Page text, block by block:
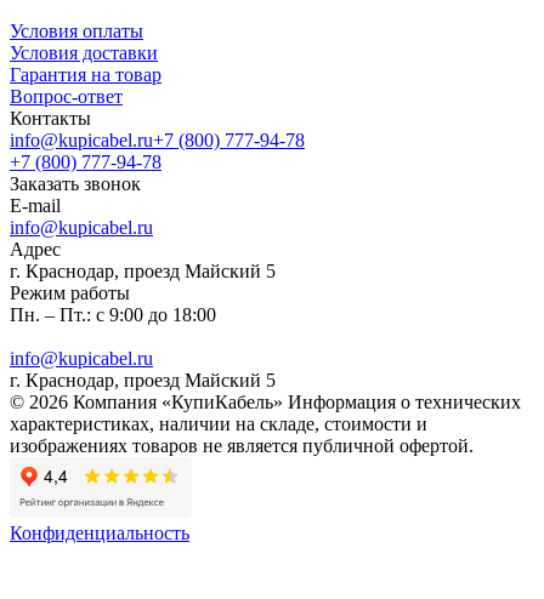
Условия оплаты
Условия доставки
Гарантия на товар
Вопрос-ответ
Контакты
info@kupicabel.ru+7 (800) 777-94-78
+7 (800) 777-94-78
Заказать звонок
E-mail
info@kupicabel.ru
Адрес
г. Краснодар, проезд Майский 5
Режим работы
Пн. – Пт.: с 9:00 до 18:00
info@kupicabel.ru
г. Краснодар, проезд Майский 5
© 2026 Компания «КупиКабель» Информация о технических
характеристиках, наличии на складе, стоимости и
изображениях товаров не является публичной офертой.
Конфиденциальность